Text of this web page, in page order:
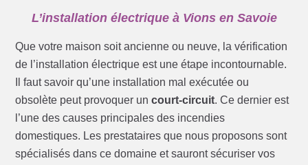
L’installation électrique à Vions en Savoie
Que votre maison soit ancienne ou neuve, la vérification
de l’installation électrique est une étape incontournable.
Il faut savoir qu’une installation mal exécutée ou
obsolète peut provoquer uncourt-circuit. Ce dernier est
l’une des causes principales des incendies
domestiques. Les prestataires que nous proposons sont
spécialisés dans ce domaine et sauront sécuriser vos